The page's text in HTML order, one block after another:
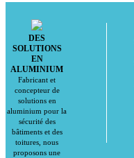
DES
SOLUTIONS
EN
ALUMINIUM
Fabricant et
concepteur de
solutions en
aluminium pour la
sécurité des
bâtiments et des
toitures, nous
proposons une